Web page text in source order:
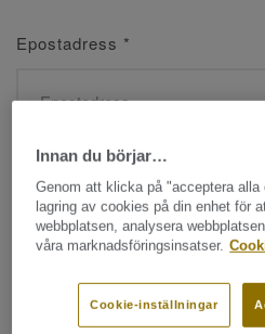
Epostadress *
Namn*
Efternamn*
Innan du börjar…
Genom att klicka på "acceptera
lagring av cookies på din enhet för
webbplatsen, analysera
våra marknadsföringsinsatser.
Cookie-inställningar